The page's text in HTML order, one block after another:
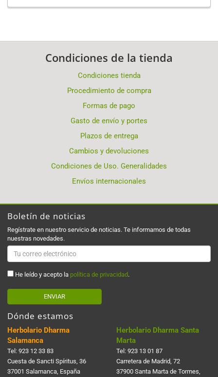
Condiciones de la tienda
Condiciones tienda
Procedimiento de compra
Formas de pago
Gasto de envío y portes
Plazos de entrega
Cambios y devoluciones
Condiciones de Uso. Generalidades
Envíos internacionales
Boletín de noticias
Regístrate en nuestro servicio de noticias. Te informamos de todas
nuestras novedades.
He leído y acepto la política de privacidad .
ENVIAR
Dónde estamos
Herbolario Dharma
Salamanca
Tel: 923 12 33 83
Cuesta de Sancti Spí­ritus, 36
37001 Salamanca, España
Herbolario Dharma Santa
Marta
Tel: 923 13 01 87
Carretera de Madrid, 72
37900 Santa Marta de Tormes,